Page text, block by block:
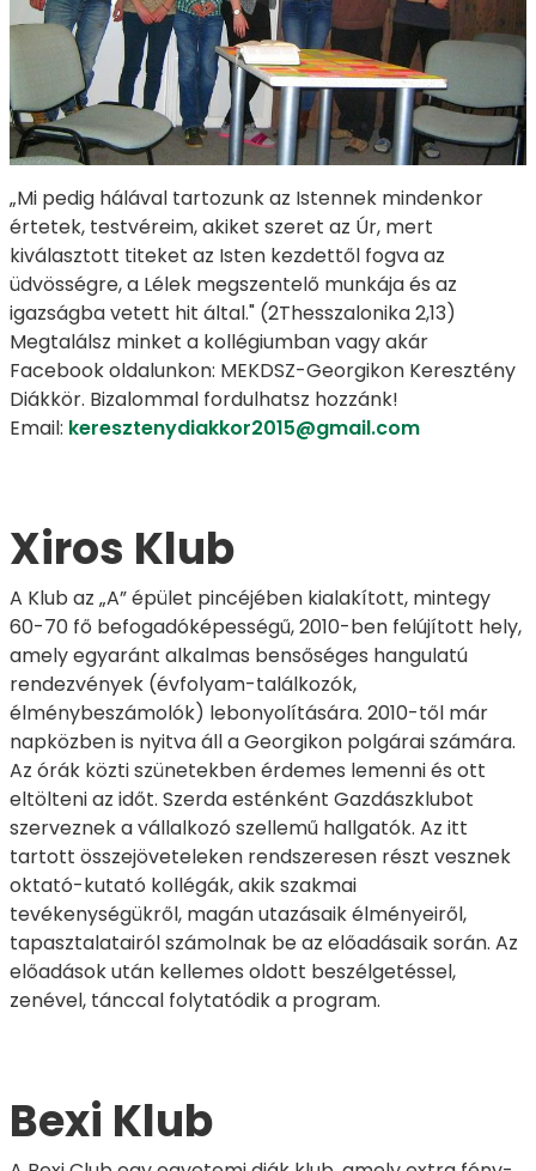
„Mi pedig hálával tartozunk az Istennek mindenkor
értetek, testvéreim, akiket szeret az Úr, mert
kiválasztott titeket az Isten kezdettől fogva az
üdvösségre, a Lélek megszentelő munkája és az
igazságba vetett hit által." (2Thesszalonika 2,13)
Megtalálsz minket a kollégiumban vagy akár
Facebook oldalunkon: MEKDSZ-Georgikon Keresztény
Diákkör. Bizalommal fordulhatsz hozzánk!
Email: keresztenydiakkor2015@gmail.com
Xiros Klub
A Klub az „A” épület pincéjében kialakított, mintegy
60-70 fő befogadóképességű, 2010-ben felújított hely,
amely egyaránt alkalmas bensőséges hangulatú
rendezvények (évfolyam-találkozók,
élménybeszámolók) lebonyolítására. 2010-től már
napközben is nyitva áll a Georgikon polgárai számára.
Az órák közti szünetekben érdemes lemenni és ott
eltölteni az időt. Szerda esténként Gazdászklubot
szerveznek a vállalkozó szellemű hallgatók. Az itt
tartott összejöveteleken rendszeresen részt vesznek
oktató-kutató kollégák, akik szakmai
tevékenységükről, magán utazásaik élményeiről,
tapasztalatairól számolnak be az előadásaik során. Az
előadások után kellemes oldott beszélgetéssel,
zenével, tánccal folytatódik a program.
Bexi Klub